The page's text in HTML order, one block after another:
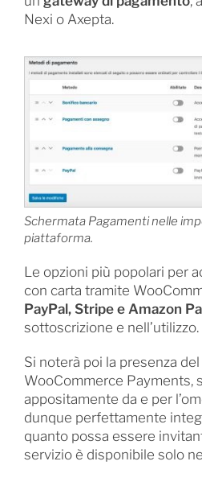
Nexi o Axepta.
Schermata Pagamenti nelle
piattaforma.
Le opzioni più popolari per
con carta tramite
PayPal, Stripe e Amazon
sottoscrizione e nell’utilizzo.
Si noterà poi la presenza
WooCommerce Payments,
appositamente da e per
dunque perfettamente
quanto possa essere
servizio è disponibile solo